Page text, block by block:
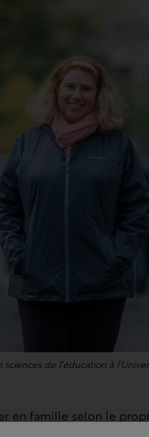
de l’éducation à
en famille selon le
exemple. L’école